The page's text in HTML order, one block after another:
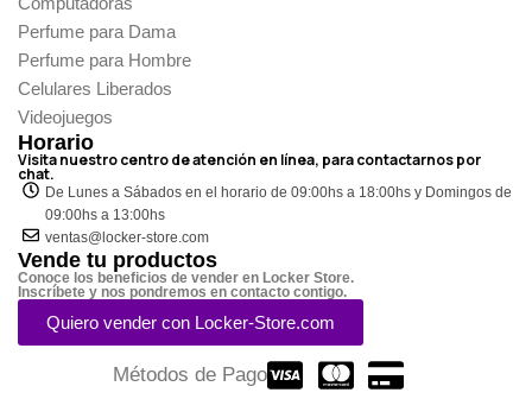
Perfume para Dama
Perfume para Hombre
Celulares Liberados
Videojuegos
Horario
Visita nuestro centro de atención en línea, para contactarnos por
chat.
De Lunes a Sábados en el horario de 09:00hs a 18:00hs y Domingos de
09:00hs a 13:00hs
ventas@locker-store.com
Vende tu productos
Conoce los beneficios de vender en Locker Store.
Inscríbete y nos pondremos en contacto contigo.
Quiero vender con Locker-Store.com
Métodos de Pago